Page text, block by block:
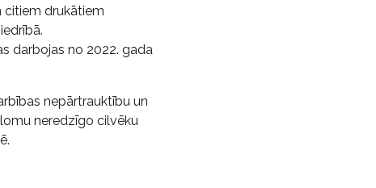
citiem drukātiem
darbojas no 2022. gada
nepārtrauktību un
neredzīgo cilvēku